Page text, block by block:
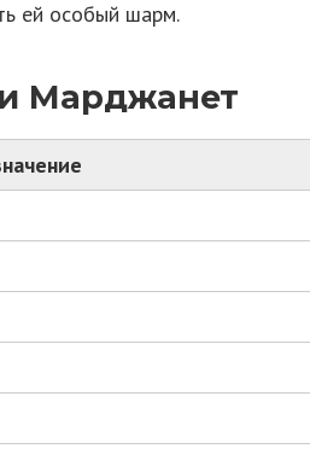
ей особый шарм.
Марджанет